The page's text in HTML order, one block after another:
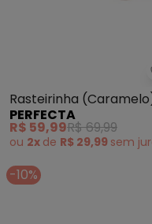
Rasteirinha
com Palmilha Confort
PERFECTA
R$ 59,99R$ 69,99
ou 2x de R$ 29,99 sem
-10%